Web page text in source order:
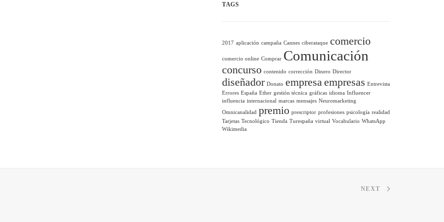
TAGS
2017 aplicación campaña Cannes ciberataque comercio
comercio online Comprar Comunicación
concurso contenido corrección Dinero Director
diseñador Donato empresaempresas Entrevista
Errores España Ether gestión técnica gráficas idioma Influencer
influencia internacional marcas mensajes Neuromarketing
Omnicanalidad premio prescriptor profesiones psicología realidad
Tarjetas Tecnológico Tienda Turespaña virtual Vocabulario WhatsApp
Wikimedia
NEXT